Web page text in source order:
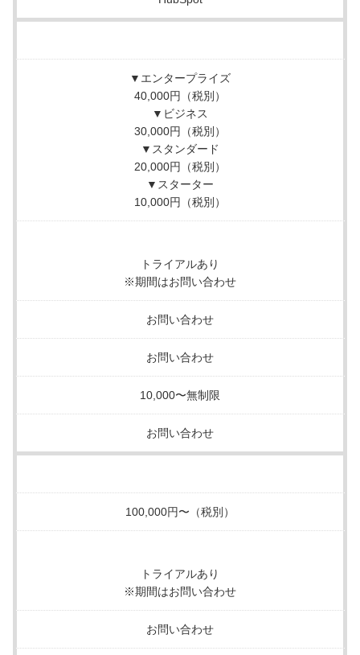
▼エンタープライズ
40,000円（税別）
▼ビジネス
30,000円（税別）
▼スタンダード
20,000円（税別）
▼スターター
10,000円（税別）
トライアルあり
※期間はお問い合わせ
お問い合わせ
お問い合わせ
10,000〜無制限
お問い合わせ
100,000円〜（税別）
トライアルあり
※期間はお問い合わせ
お問い合わせ